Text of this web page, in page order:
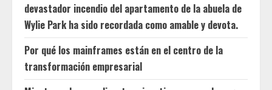
devastador incendio del apartamento de la abuela de
Wylie Park ha sido recordada como amable y devota.
Por qué los mainframes están en el centro de la
transformación empresarial